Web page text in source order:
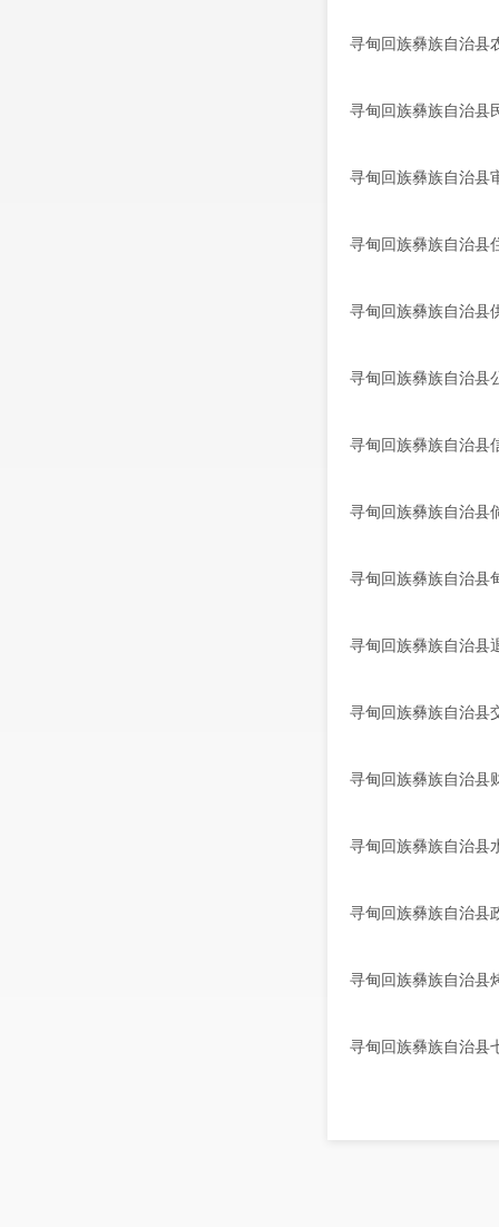
寻甸回族彝族自治县
寻甸回族彝族自治县
寻甸回族彝族自治县
寻甸回族彝族自治县
寻甸回族彝族自治县
寻甸回族彝族自治县
寻甸回族彝族自治县
寻甸回族彝族自治县
寻甸回族彝族自治县
寻甸回族彝族自治县
寻甸回族彝族自治县
寻甸回族彝族自治县
寻甸回族彝族自治县
寻甸回族彝族自治县
寻甸回族彝族自治县
寻甸回族彝族自治县